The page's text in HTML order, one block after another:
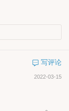
写评论
2022-03-15